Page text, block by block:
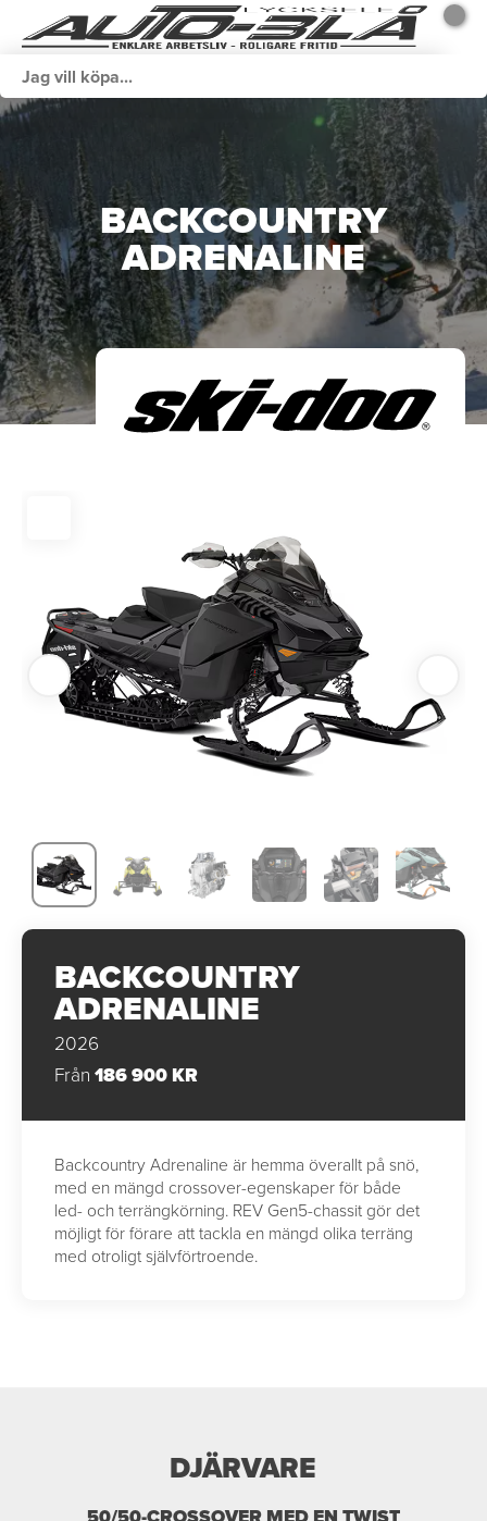
BACKCOUNTRY
ADRENALINE
BACKCOUNTRY
ADRENALINE
2026
Från186 900 KR
Backcountry Adrenaline är hemma överallt på snö,
med en mängd crossover-egenskaper för både
led- och terrängkörning. REV Gen5-chassit gör det
möjligt för förare att tackla en mängd olika terräng
med otroligt självförtroende.
DJÄRVARE